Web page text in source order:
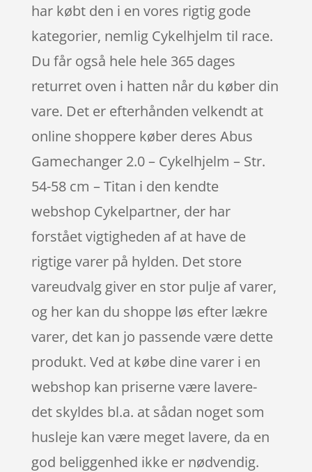
har købt den i en vores rigtig gode
kategorier, nemlig Cykelhjelm til race.
Du får også hele hele 365 dages
returret oven i hatten når du køber din
vare. Det er efterhånden velkendt at
online shoppere køber deres Abus
Gamechanger 2.0 – Cykelhjelm – Str.
54-58 cm – Titan i den kendte
webshop Cykelpartner, der har
forstået vigtigheden af at have de
rigtige varer på hylden. Det store
vareudvalg giver en stor pulje af varer,
og her kan du shoppe løs efter lækre
varer, det kan jo passende være dette
produkt. Ved at købe dine varer i en
webshop kan priserne være lavere-
det skyldes bl.a. at sådan noget som
husleje kan være meget lavere, da en
god beliggenhed ikke er nødvendig.